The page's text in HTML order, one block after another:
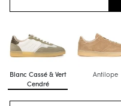
Blanc Cassé & Vert
Cendré
Antilope